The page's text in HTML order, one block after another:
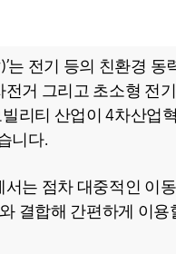
는 전기 등의 친환경
거 그리고 초소형 전
리티 산업이 4차산업
니다.
는 점차 대중적인 이
결합해 간편하게 이